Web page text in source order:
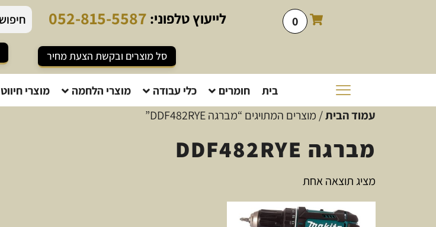
0 לייעוץטלפוני: 052-815-5587
סל מוצרים ובקשת הצעת מחיר
בית חומרים כלי עבודה מוצרי הלחמה מוצרי חיווט
עמוד הבית/ מוצרים המתויגים “מברגה DDF482RYE”
מברגה DDF482RYE
מציג תוצאה אחת